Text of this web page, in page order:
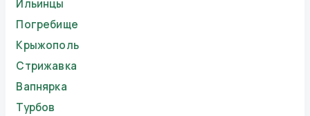
Ильинцы
Погребище
Крыжополь
Стрижавка
Вапнярка
Турбов